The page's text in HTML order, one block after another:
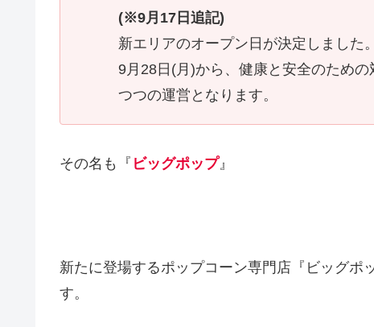
(※9月17日追記)
新エリアのオープン日が決定しました。
9月28日(月)から、健康と安全のため
つつの運営となります。
その名も『 ビッグポップ』
新たに登場するポップコーン専門店『ビッグポ
す。